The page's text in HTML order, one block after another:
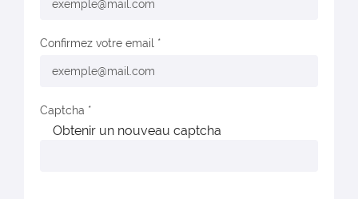
Confirmez votre email
Captcha
Obtenir un nouveau captcha